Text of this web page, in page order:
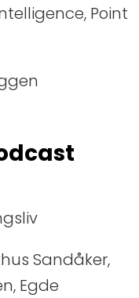
Point
Sandåker,
Egde